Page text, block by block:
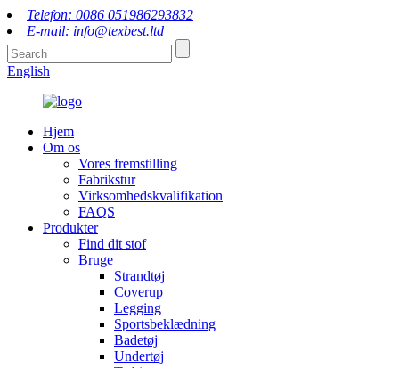
Telefon: 0086 051986293832
E-mail: info@texbest.ltd
English
Hjem
Om os
Vores fremstilling
Fabrikstur
Virksomhedskvalifikation
FAQS
Produkter
Find dit stof
Bruge
Strandtøj
Coverup
Legging
Sportsbeklædning
Badetøj
Undertøj